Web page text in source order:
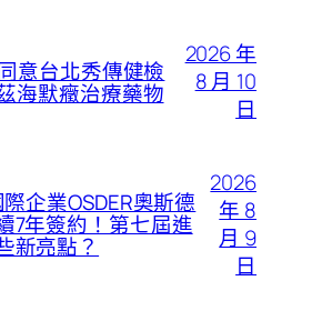
意台北秀傳健檢
海默癥治療藥物
2026 年
8 月 10
日
企業OSDER奧斯德
7年簽約！第七屆進
新亮點？
2026
年 8
月 9
日